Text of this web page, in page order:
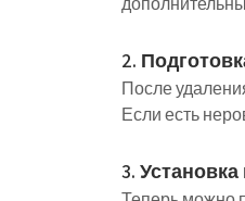
2.
После
Если есть
3.